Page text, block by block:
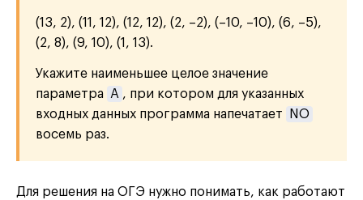
(13, 2), (11, 12), (12, 12), (2, –2), (–10, –10), (6, –5),
(2, 8), (9, 10), (1, 13).
Укажите наименьшее целое значение
параметра A , при котором для указанных
входных данных программа напечатает
NO
восемь раз.
Для решения на ОГЭ нужно понимать, как работают